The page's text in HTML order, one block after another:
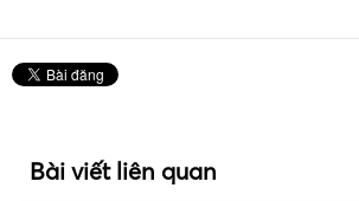
Bài viết liên quan